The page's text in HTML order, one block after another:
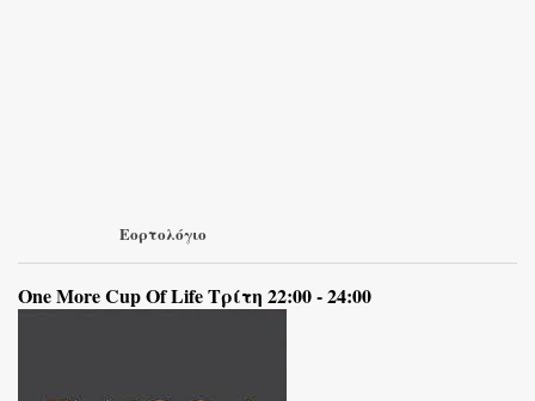
Εορτολόγιο
One More Cup Of Life Τρίτη 22:00 - 24:00